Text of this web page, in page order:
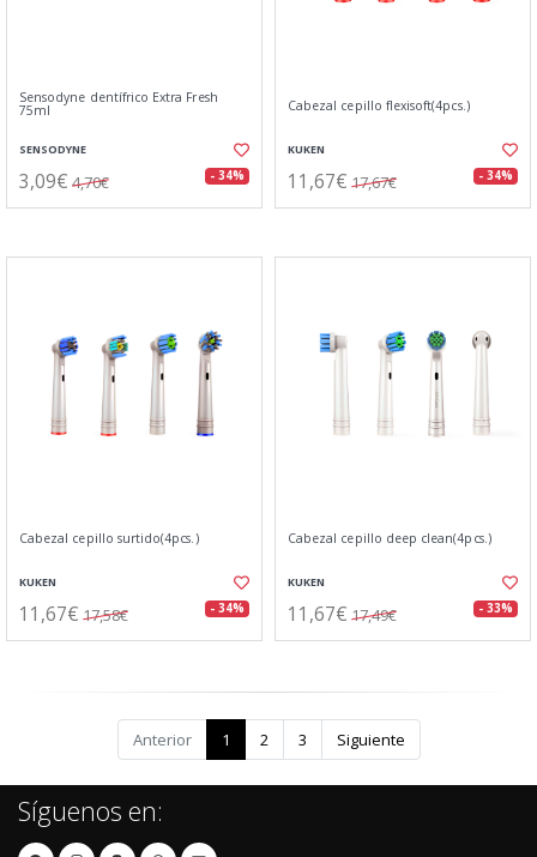
Sensodyne dentífrico Extra Fresh
75ml
SENSODYNE
3,09€ 4,70€ - 34%
Cabezal cepillo flexisoft(4pcs.)
KUKEN
11,67€ 17,67€ - 34%
Cabezal cepillo surtido(4pcs.)
KUKEN
11,67€ 17,58€ - 34%
Cabezal cepillo deep clean(4pcs.)
KUKEN
11,67€ 17,49€ - 33%
Anterior 1 2 3 Siguiente
Síguenos en: